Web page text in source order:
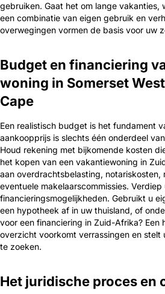
gebruiken. Gaat het om lange vakanties,
een combinatie van eigen gebruik en
overwegingen vormen de basis voor uw
Budget en financiering
woning in Somerset
Cape
Een realistisch budget is het fundament
aankoopprijs is slechts één onderdeel
Houd rekening met bijkomende kosten
het kopen van een vakantiewoning in
aan overdrachtsbelasting, notariskosten,
eventuele makelaarscommissies. Verdiep
financieringsmogelijkheden. Gebruikt u
een hypotheek af in uw thuisland, of
voor een financiering in Zuid-Afrika? Een
overzicht voorkomt verrassingen en stelt
te zoeken.
Het juridische proces en